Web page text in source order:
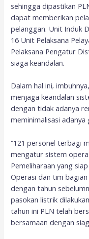
sehingga dipastikan
dapat memberikan
pelanggan. Unit Induk
16 Unit Pelaksana
Pelaksana Pengatur
siaga keandalan.
Dalam hal ini,
menjaga keandalan
dengan tidak adanya
meminimalisasi adanya
“121 personel terbagi
mengatur sistem
Pemeliharaan yang
Operasi dan tim
dengan tahun
pasokan listrik
tahun ini PLN telah
bersamaan dengan